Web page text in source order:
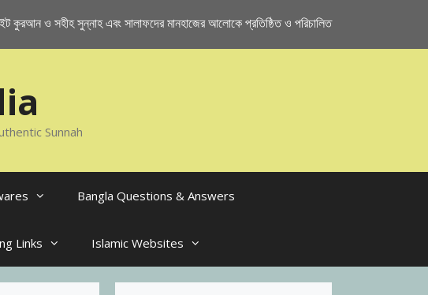
কুরআন ও সহীহ সুন্নাহ এবং সালাফদের মানহাজের আলোকে প্রতিষ্ঠিত ও পরিচালিত
Sunnah
Bangla Questions & Answers
Links Islamic Websites